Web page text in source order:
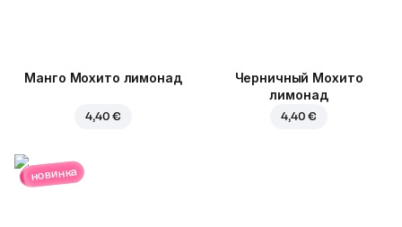
Манго Мохито лимонад
4,40 €
Черничный Мохито
лимонад
4,40 €
новинка